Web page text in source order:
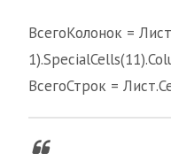
ВсегоКолонок =
ВсегоСтрок =